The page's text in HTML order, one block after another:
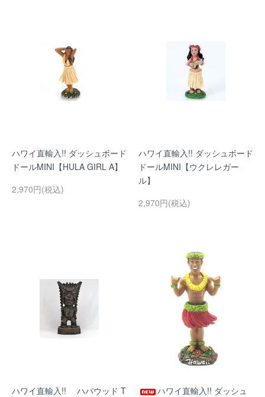
ハワイ直輸入!! ダッシュボード
ドールMINI【HULA GIRL A】
2,970円(税込)
ハワイ直輸入!! ダッシュボード
ドールMINI【ウクレレガー
ル】
2,970円(税込)
ハワイ直輸入!! ハパウッド T
ハワイ直輸入!! ダッシュ